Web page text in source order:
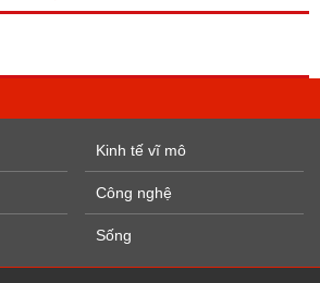
Kinh tế vĩ mô
Công nghệ
Sống